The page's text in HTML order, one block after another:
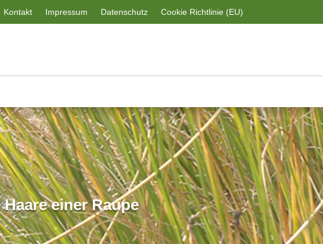
Kontakt Impressum Datenschutz Cookie Richtlinie (EU)
einer Raupe